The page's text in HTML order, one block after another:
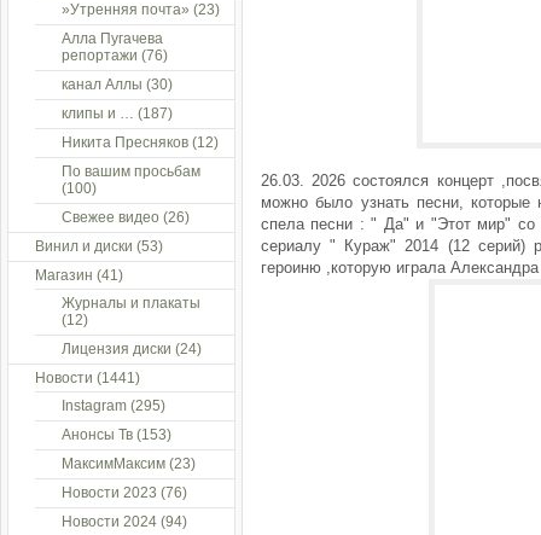
26.03. 2026 состоялся концерт
можно было узнать песни, которые
спела песни : " Да" и "Этот мир" со
сериалу " Кураж" 2014 (12 серий)
героиню ,которую играла
»Утренняя почта» (23)
Алла Пугачева
репортажи (76)
канал Аллы (30)
клипы и … (187)
Никита Пресняков (12)
По вашим просьбам
(100)
Свежее видео (26)
Винил и диски (53)
Магазин (41)
Журналы и плакаты
(12)
Лицензия диски (24)
Новости (1441)
Instagram (295)
Анонсы Тв (153)
МаксимМаксим (23)
Новости 2023 (76)
Новости 2024 (94)